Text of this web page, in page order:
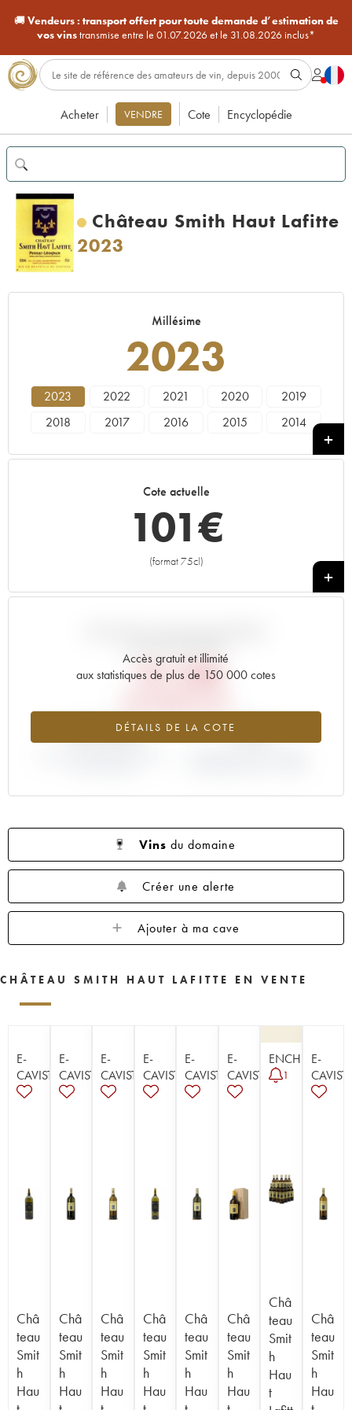
🚚Vendeurs : transport offert pour toute demande d’estimation de
vos vinstransmise entre le 01.07.2026 et le 31.08.2026 inclus*
Acheter VENDRE Cote Encyclopédie
Château Smith Haut Lafitte
2023
Millésime
2023
2023 2022 2021 2020
2019
2018
2017 2016 2015
2014
2001
1996
Cote actuelle
101€
(format 75cl)
+
Accès gratuit et illimité
aux statistiques de plus de 150 000 cotes
DÉTAILS DE LA COTE
151,20€
-33.44% -10%
Vins du domaine
Créer une alerte
Ajouter à ma cave
CHÂTEAU SMITH HAUT LAFITTE EN VENTE
E-
CAVISTE
Châ
teau
Smit
h
Hau
E-
CAVISTE
Châ
teau
Smit
h
Hau
E-
CAVISTE
Châ
teau
Smit
h
Hau
E-
CAVISTE
Châ
teau
Smit
h
Hau
E-
CAVISTE
Châ
teau
Smit
h
Hau
E-
CAVISTE
Châ
teau
Smit
h
Hau
ENCHÈRE
1
Châ
teau
Smit
h
Hau
t
E-
Châ
teau
Smit
h
Hau